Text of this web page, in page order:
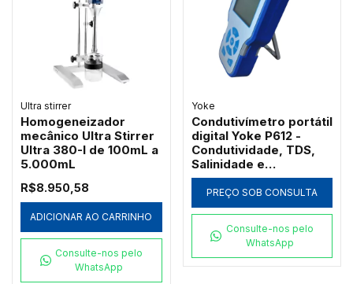
Ultra stirrer
Homogeneizador
mecânico Ultra Stirrer
Ultra 380-I de 100mL a
5.000mL
R$8.950,58
ADICIONAR AO CARRINHO
Consulte-nos pelo
WhatsApp
Yoke
Condutivímetro portátil
digital Yoke P612 -
Condutividade, TDS,
Salinidade e
Resistividade
PREÇO SOB CONSULTA
Consulte-nos pelo
WhatsApp